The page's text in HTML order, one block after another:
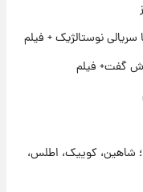
ارزش سهام عدالت برای امروز چهارشنبه ۱۴ مرداد
مشارکت در تولید سایپا؛
پرداخت و زمان تحویل |
چهره» مشخص شد
نوستالژیک + فیلم
گفت+ فیلم
شاهین، کوییک، اطلس،